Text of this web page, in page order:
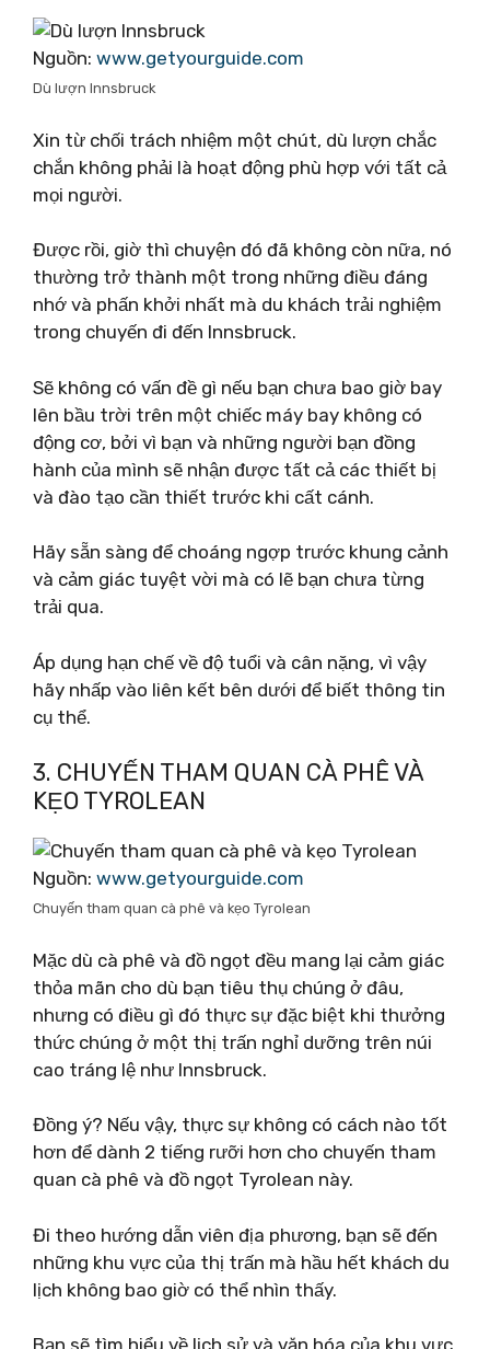
Nguồn: www.getyourguide.com
Dù lượn Innsbruck
Xin từ chối trách nhiệm một chút, dù lượn chắc
chắn không phải là hoạt động phù hợp với tất cả
mọi người.
Được rồi, giờ thì chuyện đó đã không còn nữa, nó
thường trở thành một trong những điều đáng
nhớ và phấn khởi nhất mà du khách trải nghiệm
trong chuyến đi đến Innsbruck.
Sẽ không có vấn đề gì nếu bạn chưa bao giờ bay
lên bầu trời trên một chiếc máy bay không có
động cơ, bởi vì bạn và những người bạn đồng
hành của mình sẽ nhận được tất cả các thiết bị
và đào tạo cần thiết trước khi cất cánh.
Hãy sẵn sàng để choáng ngợp trước khung cảnh
và cảm giác tuyệt vời mà có lẽ bạn chưa từng
trải qua.
Áp dụng hạn chế về độ tuổi và cân nặng, vì vậy
hãy nhấp vào liên kết bên dưới để biết thông tin
cụ thể.
3. CHUYẾN THAM QUAN CÀ PHÊ VÀ
KẸO TYROLEAN
Nguồn: www.getyourguide.com
Chuyến tham quan cà phê và kẹo Tyrolean
Mặc dù cà phê và đồ ngọt đều mang lại cảm giác
thỏa mãn cho dù bạn tiêu thụ chúng ở đâu,
nhưng có điều gì đó thực sự đặc biệt khi thưởng
thức chúng ở một thị trấn nghỉ dưỡng trên núi
cao tráng lệ như Innsbruck.
Đồng ý? Nếu vậy, thực sự không có cách nào tốt
hơn để dành 2 tiếng rưỡi hơn cho chuyến tham
quan cà phê và đồ ngọt Tyrolean này.
Đi theo hướng dẫn viên địa phương, bạn sẽ đến
những khu vực của thị trấn mà hầu hết khách du
lịch không bao giờ có thể nhìn thấy.
Bạn sẽ tìm hiểu về lịch sử và văn hóa của khu vực,